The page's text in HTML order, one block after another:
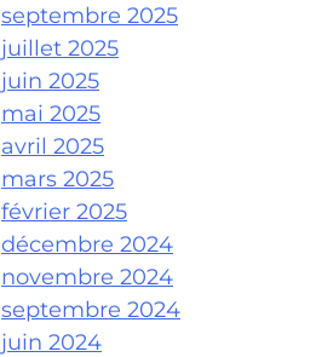
septembre 2025
juillet 2025
juin 2025
mai 2025
avril 2025
mars 2025
février 2025
décembre 2024
novembre 2024
septembre 2024
juin 2024